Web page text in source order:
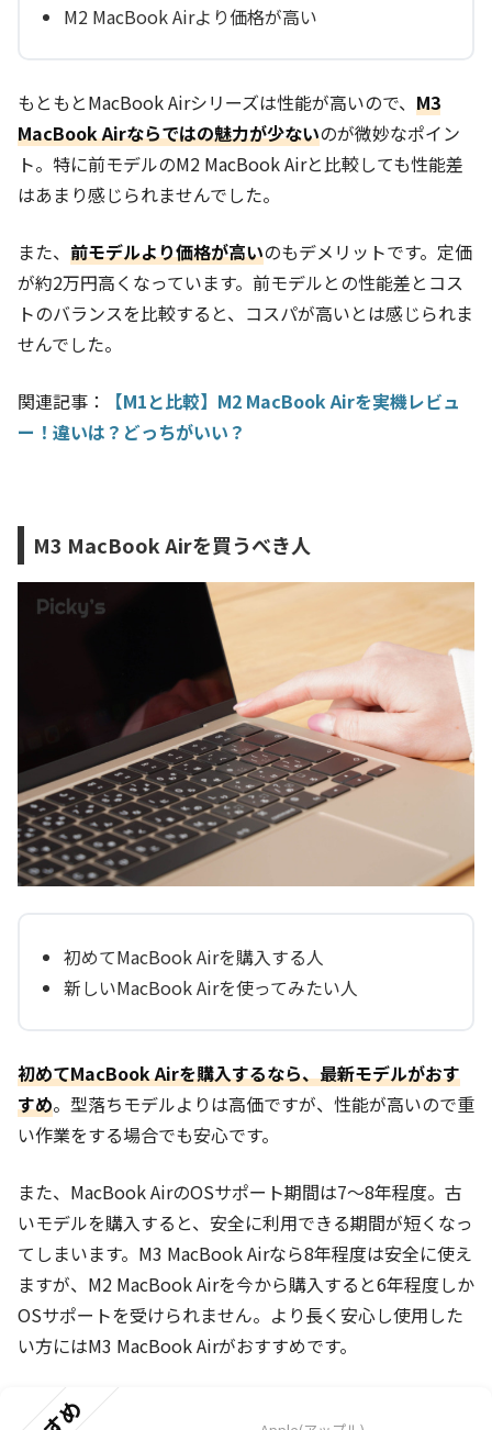
M2 MacBook Airより価格が高い
もともとMacBook Airシリーズは性能が高いので、 M3
MacBook Airならではの魅力が少ないのが微妙なポイン
ト。特に前モデルのM2 MacBook Airと比較しても性能差
はあまり感じられませんでした。
また、 前モデルより価格が高いのもデメリットです。定価
が約2万円高くなっています。前モデルとの性能差とコス
トのバランスを比較すると、コスパが高いとは感じられま
せんでした。
関連記事：
【M1と比較】M2 MacBook Airを実機レビュ
ー！違いは？どっちがいい？
M3 MacBook Airを買うべき人
初めてMacBook Airを購入する人
新しいMacBook Airを使ってみたい人
初めてMacBook Airを購入するなら、最新モデルがおす
すめ。型落ちモデルよりは高価ですが、性能が高いので重
い作業をする場合でも安心です。
また、MacBook AirのOSサポート期間は7～8年程度。古
いモデルを購入すると、安全に利用できる期間が短くなっ
てしまいます。M3 MacBook Airなら8年程度は安全に使え
ますが、M2 MacBook Airを今から購入すると6年程度しか
OSサポートを受けられません。より長く安心し使用した
い方にはM3 MacBook Airがおすすめです。